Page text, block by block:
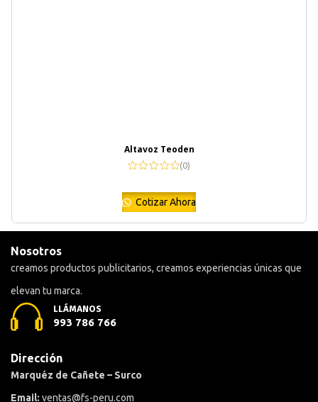
Altavoz Teoden
(0)
Cotizar Ahora
Nosotros
creamos productos publicitarios, creamos experiencias únicas que
elevan tu marca.
LLÁMANOS
993 786 766
Dirección
Marquéz de Cañete – Surco
Email: ventas@fs-peru.com